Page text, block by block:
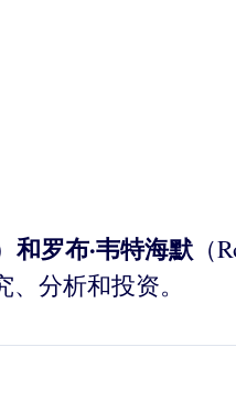
和罗布·韦特海默
分析和投资。